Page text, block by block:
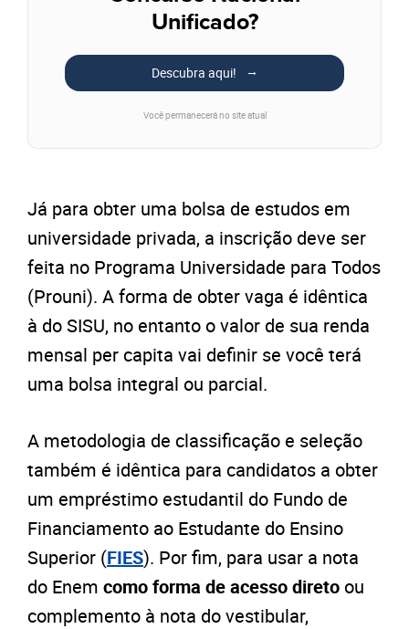
Unificado?
Descubra aqui!
Você permanecerá no site atual
Já para obter uma bolsa de estudos em
universidade privada, a inscrição deve ser
feita no Programa Universidade para Todos
(Prouni). A forma de obter vaga é idêntica
à do SISU, no entanto o valor de sua renda
mensal per capita vai definir se você terá
uma bolsa integral ou parcial.
A metodologia de classificação e seleção
também é idêntica para candidatos a obter
um empréstimo estudantil do Fundo de
Financiamento ao Estudante do Ensino
Superior (FIES). Por fim, para usar a nota
do Enem como forma de acesso diretoou
complemento à nota do vestibular,